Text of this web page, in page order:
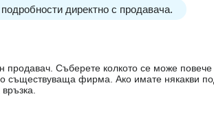
директно с продавача.
продавач. Съберете колкото се може
съществуваща фирма. Ако имате някакви